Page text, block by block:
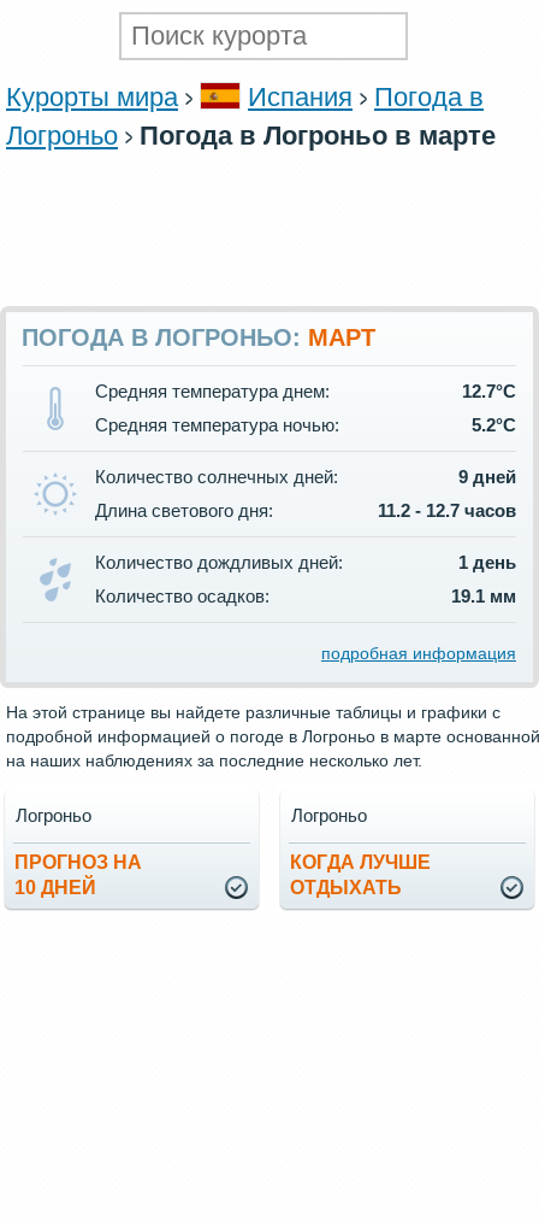
Курорты мира Испания
Погода в
Логроньо
Погода в Логроньо в марте
ПОГОДА В ЛОГРОНЬО: МАРТ
Средняя температура днем:
12.7°C
Средняя температура ночью:
5.2°C
Количество солнечных дней:
9 дней
Длина светового дня:
11.2 - 12.7 часов
Количество дождливых дней:
1 день
Количество осадков:
19.1 мм
подробная информация
На этой странице вы найдете различные таблицы и графики с
подробной информацией о погоде в Логроньо в марте основанной
на наших наблюдениях за последние несколько лет.
ПРОГНОЗ НА
10 ДНЕЙ
Логроньо
КОГДА ЛУЧШЕ
ОТДЫХАТЬ
Логроньо